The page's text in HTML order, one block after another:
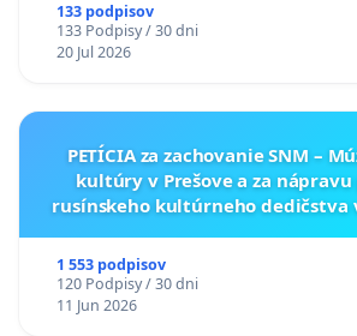
133 podpisov
133 Podpisy / 30 dni
20 Jul 2026
PETÍCIA za zachovanie SNM –
kultúry v Prešove a za
rusínskeho kultúrneho dedičstva
1 553 podpisov
120 Podpisy / 30 dni
11 Jun 2026